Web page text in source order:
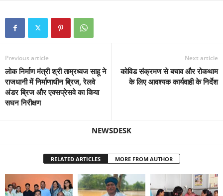
Previous article
​​​​​​​लोक निर्माण मंत्री श्री ताम्रध्वज साहू ने
राजधानी में निर्माणाधीन ब्रिज, रेलवे
अंडर ब्रिज और एक्सप्रेसवे का किया
सघन निरीक्षण
Next article
कोविड संक्रमण से बचाव और रोकथाम
के लिए आवश्यक कार्यवाही के निर्देश
NEWSDESK
RELATED ARTICLES MORE FROM AUTHOR